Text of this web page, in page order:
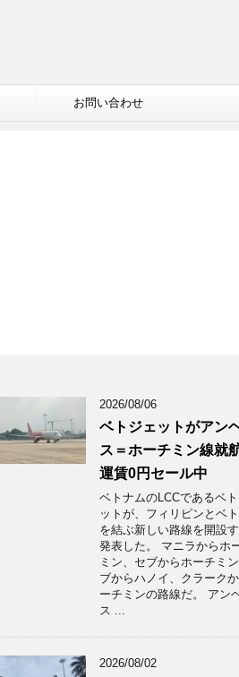
お問い合わせ
2026/08/06
ベトジェットがアン
ス＝ホーチミン線就航
運賃0円セール中
ベトナムのLCCであるベ
ットが、フィリピンとベ
を結ぶ新しい路線を開設
発表した。 マニラからホ
ミン、セブからホーチミ
ブからハノイ、クラーク
ーチミンの路線だ。 アン
ス ...
2026/08/02